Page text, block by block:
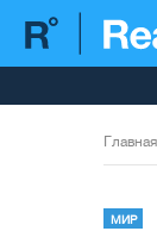
Главная
МИР